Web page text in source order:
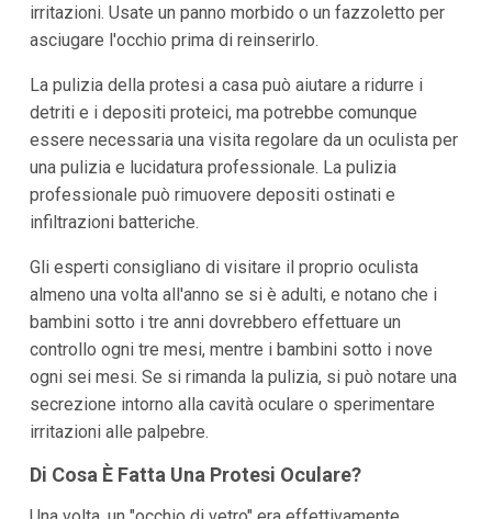
irritazioni. Usate un panno morbido o un fazzoletto per
asciugare l'occhio prima di reinserirlo.
La pulizia della protesi a casa può aiutare a ridurre i
detriti e i depositi proteici, ma potrebbe comunque
essere necessaria una visita regolare da un oculista per
una pulizia e lucidatura professionale. La pulizia
professionale può rimuovere depositi ostinati e
infiltrazioni batteriche.
Gli esperti consigliano di visitare il proprio oculista
almeno una volta all'anno se si è adulti, e notano che i
bambini sotto i tre anni dovrebbero effettuare un
controllo ogni tre mesi, mentre i bambini sotto i nove
ogni sei mesi. Se si rimanda la pulizia, si può notare una
secrezione intorno alla cavità oculare o sperimentare
irritazioni alle palpebre.
Di Cosa È Fatta Una Protesi Oculare?